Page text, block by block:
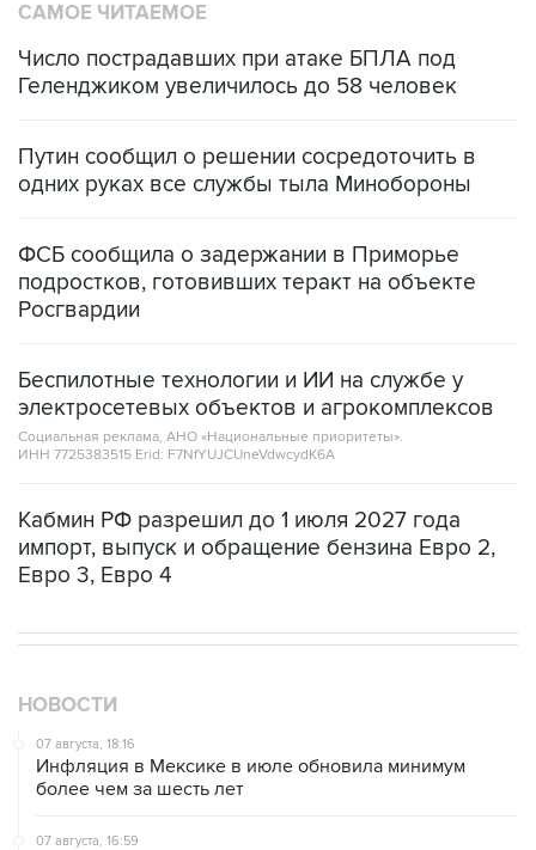
САМОЕ ЧИТАЕМОЕ
Число пострадавших при атаке БПЛА под
Геленджиком увеличилось до 58 человек
Путин сообщил о решении сосредоточить в
одних руках все службы тыла Минобороны
ФСБ сообщила о задержании в Приморье
подростков, готовивших теракт на объекте
Росгвардии
Беспилотные технологии и ИИ на службе у
электросетевых объектов и агрокомплексов
Социальная реклама, АНО «Национальные приоритеты».
ИНН 7725383515 Erid: F7NfYUJCUneVdwcydK6A
Кабмин РФ разрешил до 1 июля 2027 года
импорт, выпуск и обращение бензина Евро 2,
Евро 3, Евро 4
НОВОСТИ
07 августа, 18:16
Инфляция в Мексике в июле обновила минимум
более чем за шесть лет
07 августа, 16:59